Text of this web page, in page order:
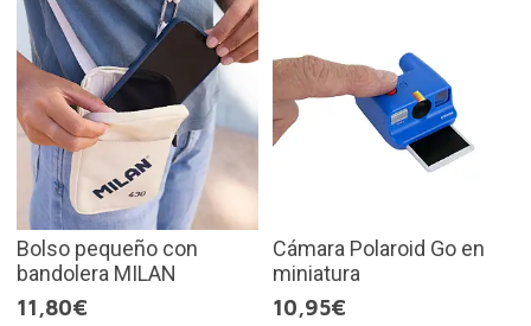
Bolso pequeño con
bandolera MILAN
11,80€
Cámara Polaroid Go en
miniatura
10,95€